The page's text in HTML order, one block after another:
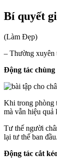
Bí quyết
(Làm Đẹp)
– Thường xuyên
Động tác chùng
Khi trong phòng
mà vẫn hiệu quả
Tư thế người
lại tư thế ban đầu.
Động tác cắt